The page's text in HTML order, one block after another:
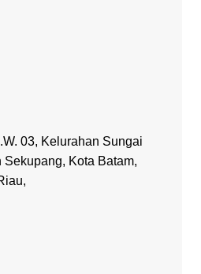
03, Kelurahan Sungai
Sekupang, Kota Batam,